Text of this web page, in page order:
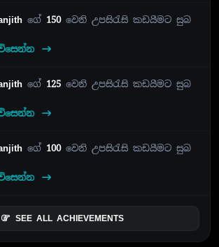
ගේ 150වෙනි උපසිරැසි කඩයීමට සුබ
ගේ 125 වෙනි උපසිරැසි කඩයීමට සුබ
ගේ 100වෙනි උපසිරැසි කඩයීමට සුබ
SEE ALL ACHIEVEMENTS